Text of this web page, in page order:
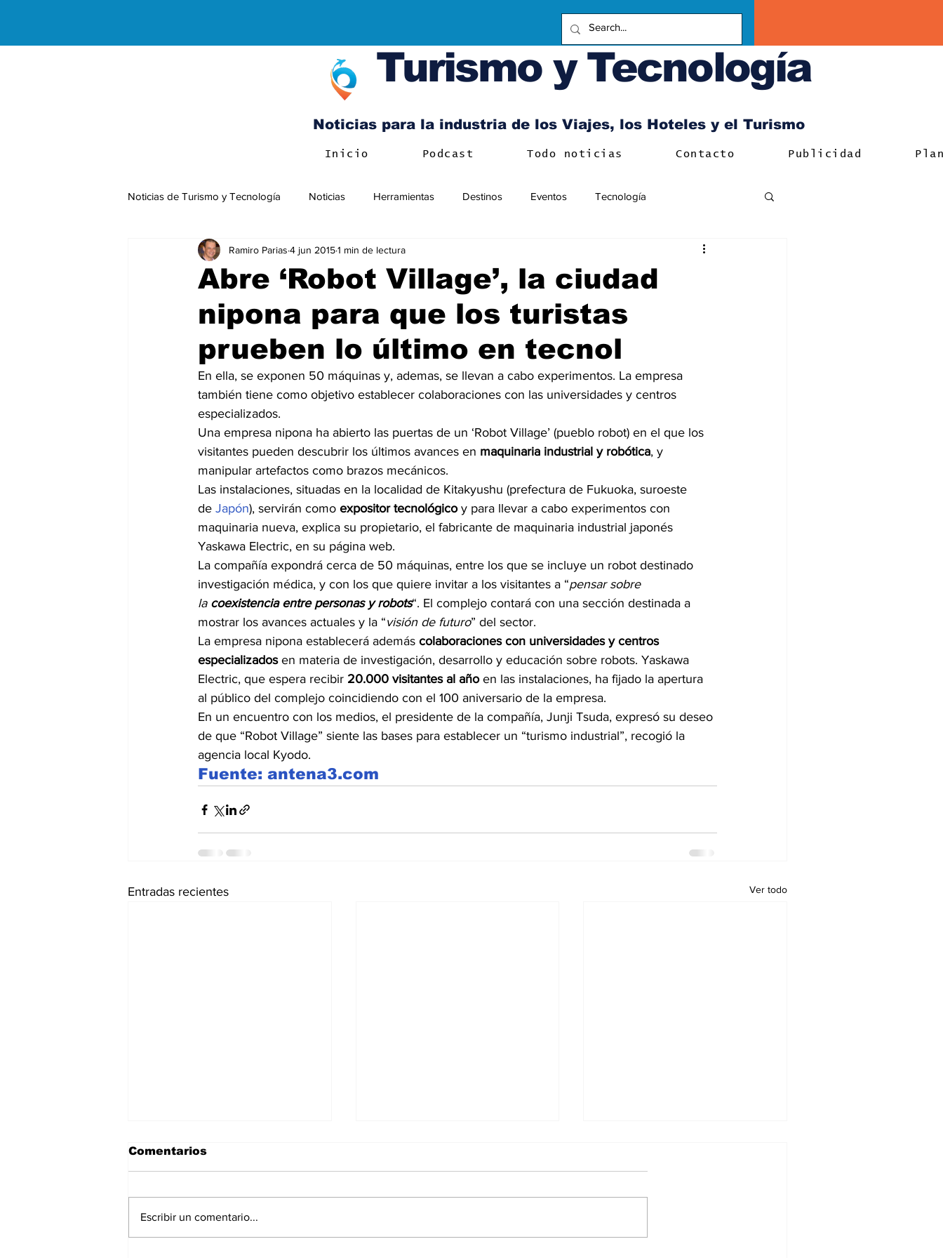
Turismo y Tecnología
Noticias para la industria de los Viajes, los Hoteles y el Turismo
Inicio Podcast Todo noticias Contacto Publicidad
Noticias de Turismo y Tecnología Noticias Herramientas Destinos Eventos Tecnología
Negocios Internacionales
Abre ‘Robot Village’, la ciudad
nipona para que los turistas
prueben lo último en tecnol
Ramiro Parias 4 jun 20151 min de lectura
En ella, se exponen 50 máquinas y, ademas, se llevan a cabo experimentos. La empresa
también tiene como objetivo establecer colaboraciones con las universidades y centros
especializados.
Una empresa nipona ha abierto las puertas de un ‘Robot Village’ (pueblo robot) en el que los
visitantes pueden descubrir los últimos avances en maquinaria industrial y robótica, y
manipular artefactos como brazos mecánicos.
Las instalaciones, situadas en la localidad de Kitakyushu (prefectura de Fukuoka, suroeste
de Japón), servirán como expositor tecnológico y para llevar a cabo experimentos con
maquinaria nueva, explica su propietario, el fabricante de maquinaria industrial japonés
Yaskawa Electric, en su página web.
La compañía expondrá cerca de 50 máquinas, entre los que se incluye un robot destinado
investigación médica, y con los que quiere invitar a los visitantes a “pensar sobre
la coexistencia entre personas y robots“. El complejo contará con una sección destinada a
mostrar los avances actuales y la “visión de futuro” del sector.
La empresa nipona establecerá además colaboraciones con universidades y centros
especializados en materia de investigación, desarrollo y educación sobre robots. Yaskawa
Electric, que espera recibir 20.000 visitantes al año en las instalaciones, ha fijado la apertura
al público del complejo coincidiendo con el 100 aniversario de la empresa.
En un encuentro con los medios, el presidente de la compañía, Junji Tsuda, expresó su deseo
de que “Robot Village” siente las bases para establecer un “turismo industrial”, recogió la
agencia local Kyodo.
Fuente: antena3.com
Entradas recientes Ver todo
Comentarios
Escribir un comentario...